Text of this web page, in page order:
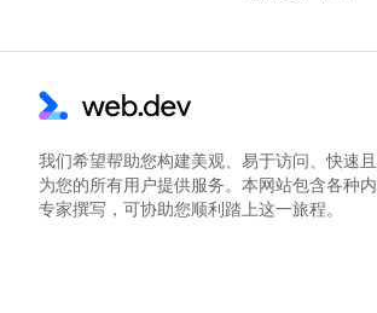
我们希望帮助您构建美观、易于访问、快速
为您的所有用户提供服务。本网站包含各种
专家撰写，可协助您顺利踏上这一旅程。